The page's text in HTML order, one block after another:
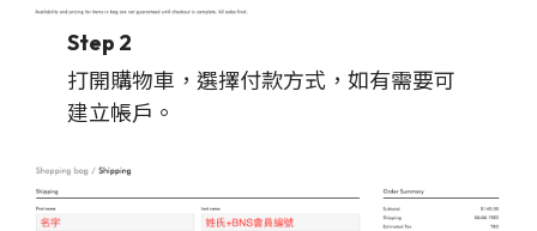
Step 2
打開購物車，選擇付款方式，如有需要可
建立帳戶。